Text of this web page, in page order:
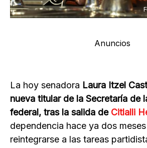
Anuncios
La hoy senadora Laura Itzel
nueva titular de la Secretaría de
federal, tras la salida de Citlalli
dependencia hace ya dos
reintegrarse a las tareas